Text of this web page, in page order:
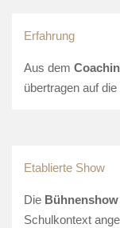
Erfahrung
Aus dem
übertragen auf die
Etablierte Show
Die
Schulkontext